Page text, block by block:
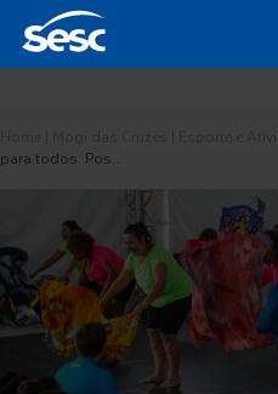
para todos: Pos…